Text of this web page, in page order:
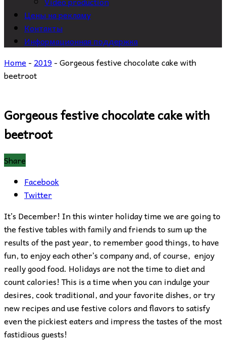
Цены на рекламу
Контакты
Информационная поддержка
Home- 2019 -Gorgeous festive chocolate cake with
beetroot
Gorgeous festive chocolate cake with
beetroot
Share
Facebook
Twitter
It’s December! In this winter holiday time we are going to
the festive tables with family and friends to sum up the
results of the past year, to remember good things, to have
fun, to enjoy each other’s company and, of course, enjoy
really good food. Holidays are not the time to diet and
count calories! This is a time when you can indulge your
desires, cook traditional, and your favorite dishes, or try
new recipes and use festive colors and flavors to satisfy
even the pickiest eaters and impress the tastes of the most
fastidious guests!